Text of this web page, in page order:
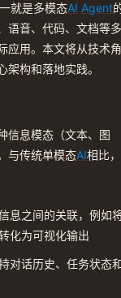
就是多模态AI Agent
语音、代码、文档等多
应用。本文将从技术角
架构和落地实践。
信息模态（文本、图
与传统单模态AI相比，
息之间的关联，例如
化为可视化输出
对话历史、任务状态